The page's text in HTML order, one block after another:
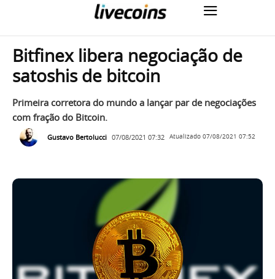
Bitfinex libera negociação de
satoshis de bitcoin
Primeira corretora do mundo a lançar par de negociações
com fração do Bitcoin.
Gustavo Bertolucci 07/08/2021 07:32 Atualizado 07/08/2021 07:52